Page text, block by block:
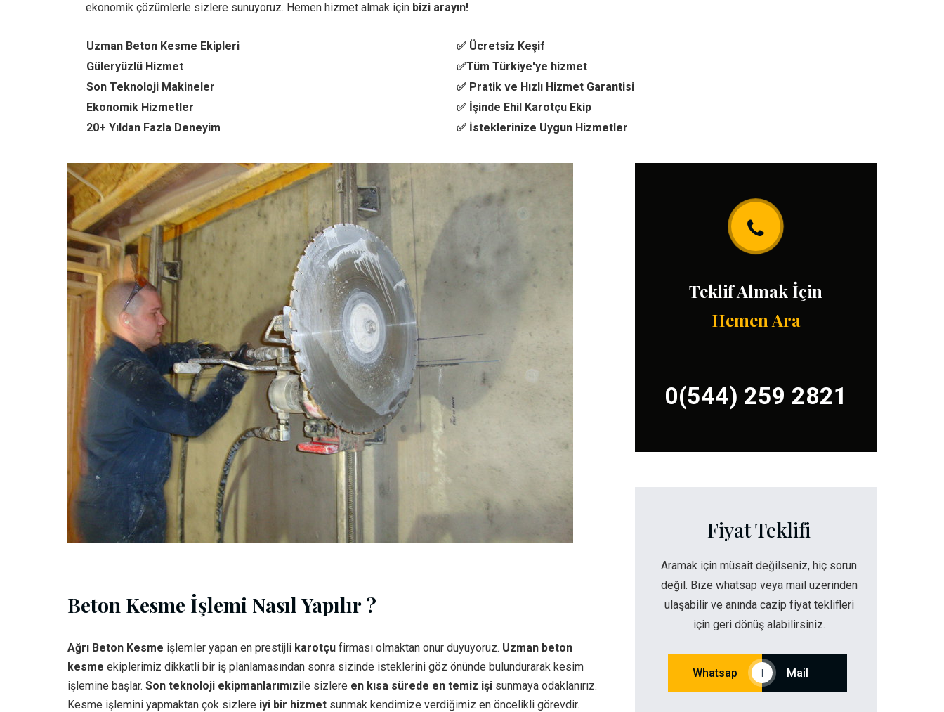
ekonomik çözümlerle sizlere sunuyoruz. Hemen hizmet almak için bizi arayın!
Uzman Beton Kesme Ekipleri
✅ Ücretsiz Keşif
Güleryüzlü Hizmet
✅Tüm Türkiye'ye hizmet
Son Teknoloji Makineler
✅ Pratik ve Hızlı Hizmet Garantisi
Ekonomik Hizmetler
✅ İşinde Ehil Karotçu Ekip
20+ Yıldan Fazla Deneyim
✅ İsteklerinize Uygun Hizmetler
Beton Kesme İşlemi Nasıl Yapılır ?
Ağrı Beton Kesme işlemler yapan en prestijli karotçu firması olmaktan onur duyuyoruz. Uzman beton
kesme ekiplerimiz dikkatli bir iş planlamasından sonra sizinde isteklerini göz önünde bulundurarak kesim
işlemine başlar. Son teknoloji ekipmanlarımızile sizlere en kısa sürede en temiz işi sunmaya odaklanırız.
Kesme işlemini yapmaktan çok sizlere iyi bir hizmet sunmak kendimize verdiğimiz en öncelikli görevdir.
Teklif Almak İçin
Hemen Ara
0(544) 259 2821
Fiyat Teklifi
Aramak için müsait değilseniz, hiç sorun
değil. Bize whatsap veya mail üzerinden
ulaşabilir ve anında cazip fiyat teklifleri
için geri dönüş alabilirsiniz.
Whatsap Mail